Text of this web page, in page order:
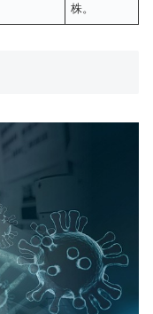
株。